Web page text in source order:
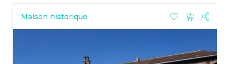
Maison historique